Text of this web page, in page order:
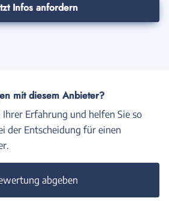
Infos anfordern
mit diesem Anbieter?
Ihrer Erfahrung und helfen Sie so
der Entscheidung für einen
abgeben